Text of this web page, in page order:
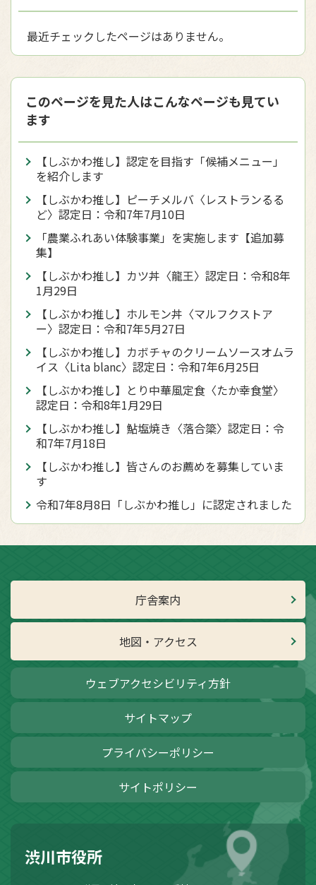
最近チェックしたページはありません。
このページを見た人はこんなページも見てい
ます
【しぶかわ推し】認定を目指す「候補メニュー」
を紹介します
【しぶかわ推し】ピーチメルバ〈レストランるる
ど〉認定日：令和7年7月10日
「農業ふれあい体験事業」を実施します【追加募
集】
【しぶかわ推し】カツ丼〈龍王〉認定日：令和8年
1月29日
【しぶかわ推し】ホルモン丼〈マルフクストア
ー〉認定日：令和7年5月27日
【しぶかわ推し】カボチャのクリームソースオムラ
イス〈Lita blanc〉認定日：令和7年6月25日
【しぶかわ推し】とり中華風定食〈たか幸食堂〉
認定日：令和8年1月29日
【しぶかわ推し】鮎塩焼き〈落合簗〉認定日：令
和7年7月18日
【しぶかわ推し】皆さんのお薦めを募集していま
す
令和7年8月8日「しぶかわ推し」に認定されました
庁舎案内
地図・アクセス
ウェブアクセシビリティ方針
サイトマップ
プライバシーポリシー
サイトポリシー
渋川市役所